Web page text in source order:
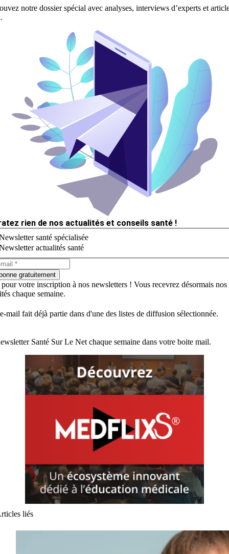
notre dossier spécial avec analyses, interviews d’experts et
rien de nos actualités et conseils santé !
santé spécialisée
actualités santé
gratuitement
votre inscription à nos newsletters ! Vous recevrez désormais nos
chaque semaine.
mail fait déjà partie dans d'une des listes de diffusion sélectionnée.
Santé Sur Le Net chaque semaine dans votre boite mail.
liés